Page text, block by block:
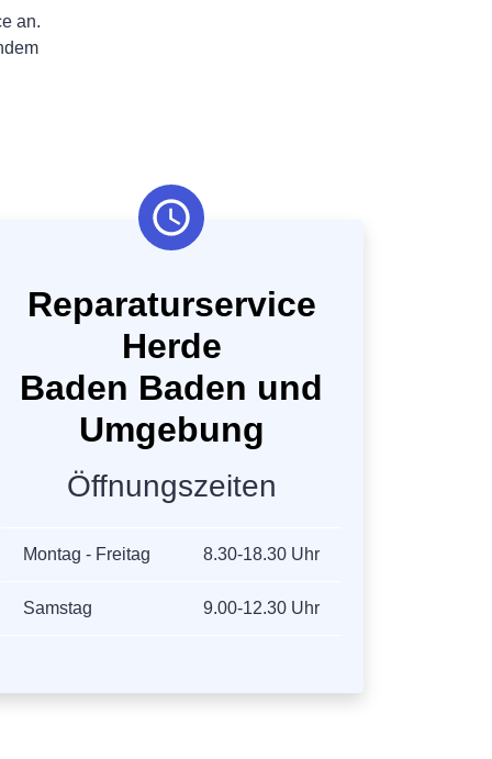
an.
Reparaturservice
Herde
Baden Baden und
Umgebung
Öffnungszeiten
Montag - Freitag 8.30-18.30 Uhr
Samstag 9.00-12.30 Uhr